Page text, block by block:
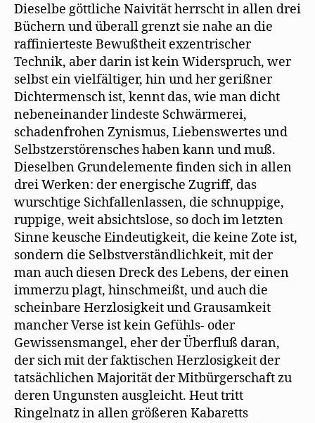
Dieselbe göttliche Naivität herrscht in allen drei
Büchern und überall grenzt sie nahe an die
raffinierteste Bewußtheit exzentrischer
Technik, aber darin ist kein Widerspruch, wer
selbst ein vielfältiger, hin und her gerißner
Dichtermensch ist, kennt das, wie man dicht
nebeneinander lindeste Schwärmerei,
schadenfrohen Zynismus, Liebenswertes und
Selbstzerstörensches haben kann und muß.
Dieselben Grundelemente finden sich in allen
drei Werken: der energische Zugriff, das
wurschtige Sichfallenlassen, die schnuppige,
ruppige, weit absichtslose, so doch im letzten
Sinne keusche Eindeutigkeit, die keine Zote ist,
sondern die Selbstverständlichkeit, mit der
man auch diesen Dreck des Lebens, der einen
immerzu plagt, hinschmeißt, und auch die
scheinbare Herzlosigkeit und Grausamkeit
mancher Verse ist kein Gefühls- oder
Gewissensmangel, eher der Überfluß daran,
der sich mit der faktischen Herzlosigkeit der
tatsächlichen Majorität der Mitbürgerschaft zu
deren Ungunsten ausgleicht. Heut tritt
Ringelnatz in allen größeren Kabaretts